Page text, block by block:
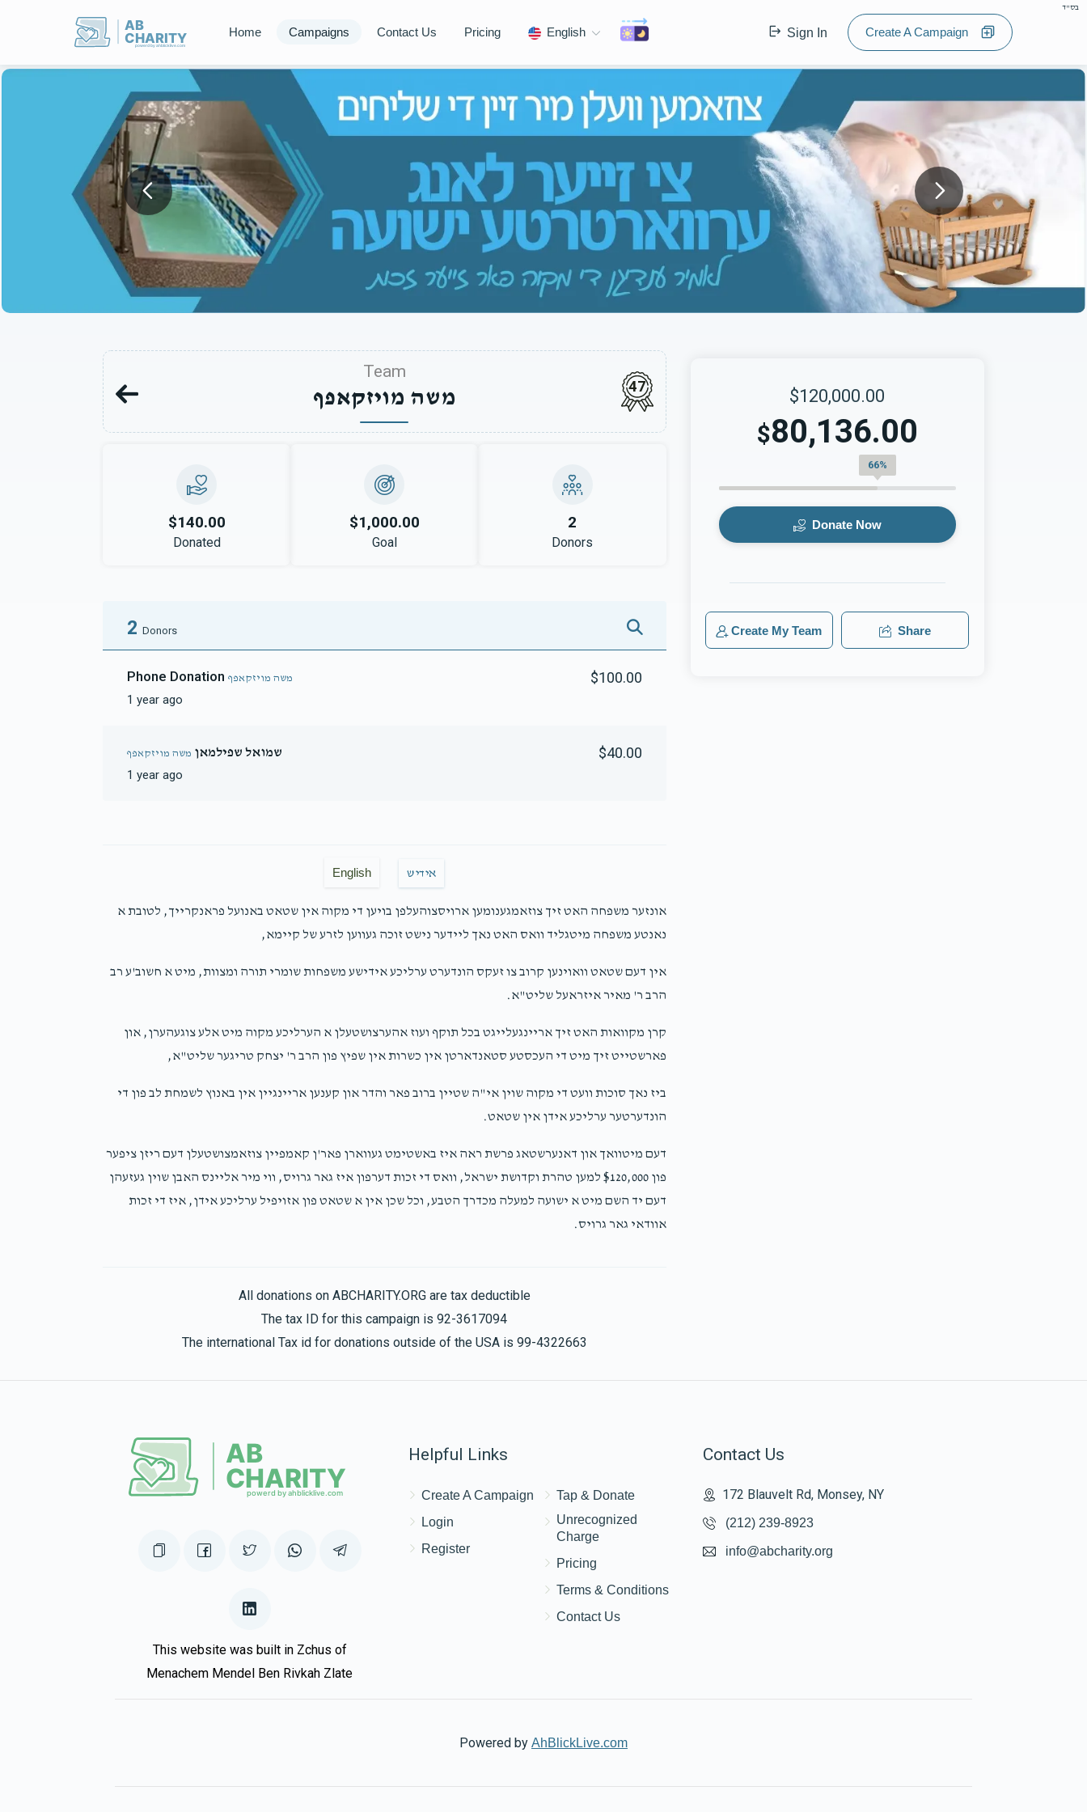
בס"ד
AB
CHARITY
powerd by ahblicklive.com
Home Campaigns Contact Us Pricing English Sign In Create A Campaign
Team
משה מויזקאפף 47
$140.00
Donated
$1,000.00
Goal
2
Donors
2 Donors
Phone Donation משה מויזקאפף
1 year ago
$100.00
שמואל שפילמאן משה מויזקאפף
1 year ago
$40.00
English אידיש
אונזער משפחה האט זיך צוזאמגענומען ארויסצוהעלפן בויען די מקוה אין שטאט באנועל פראנקרייך, לטובת א
נאנטע משפחה מיטגליד וואס האט נאך ליידער נישט זוכה געווען לזרע של קיימא,
אין דעם שטאט וואוינען קרוב צו זעקס הונדערט ערליכע אידישע משפחות שומרי תורה ומצוות, מיט א חשוב'ע רב
הרב ר' מאיר איזראעל שליט"א.
קרן מקוואות האט זיך אריינגעלייגט בכל תוקף ועוז אהערצושטעלן א הערליכע מקוה מיט אלע צוגעהערן, און
פארשטייט זיך מיט די העכסטע סטאנדארטן אין כשרות אין שפיץ פון הרב ר' יצחק טריגער שליט"א,
ביז נאך סוכות וועט די מקוה שוין אי"ה שטיין ברוב פאר והדר און קענען אריינגיין אין באנוץ לשמחת לב פון די
הונדערטער ערליכע אידן אין שטאט.
דעם מיטוואך און דאנערשטאג פרשת ראה איז באשטימט געווארן פאר'ן קאמפיין צוזאמצושטעלן דעם ריזן ציפער
פון $120,000 למען טהרת וקדושת ישראל, וואס די זכות דערפון איז גאר גרויס, ווי מיר אליינס האבן שוין געזעהן
דעם יד השם מיט א ישועה למעלה מכדרך הטבע, וכל שכן אין א שטאט פון אזויפיל ערליכע אידן, איז די זכות
אוודאי גאר גרויס.
All donations on ABCHARITY.ORG are tax deductible
The tax ID for this campaign is 92-3617094
The international Tax id for donations outside of the USA is 99-4322663
$120,000.00
$80,136.00
66%
Donate Now
Create My Team Share
This website was built in Zchus of
Menachem Mendel Ben Rivkah Zlate
Helpful Links
Create A Campaign
Login
Register
Tap & Donate
Unrecognized
Charge
Pricing
Terms & Conditions
Contact Us
Contact Us
172 Blauvelt Rd, Monsey, NY
(212) 239-8923
info@abcharity.org
Powered by AhBlickLive.com